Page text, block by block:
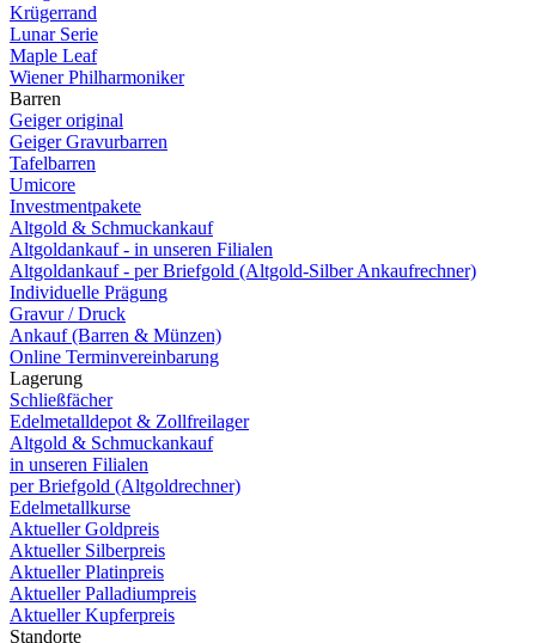
Krügerrand
Lunar Serie
Maple Leaf
Wiener Philharmoniker
Barren
Geiger original
Geiger Gravurbarren
Tafelbarren
Umicore
Investmentpakete
Altgold & Schmuckankauf
Altgoldankauf - in unseren Filialen
Altgoldankauf - per Briefgold (Altgold-Silber Ankaufrechner)
Individuelle Prägung
Gravur / Druck
Ankauf (Barren & Münzen)
Online Terminvereinbarung
Lagerung
Schließfächer
Edelmetalldepot & Zollfreilager
Altgold & Schmuckankauf
in unseren Filialen
per Briefgold (Altgoldrechner)
Edelmetallkurse
Aktueller Goldpreis
Aktueller Silberpreis
Aktueller Platinpreis
Aktueller Palladiumpreis
Aktueller Kupferpreis
Standorte